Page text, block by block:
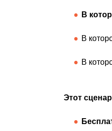
В
В
В
Этот